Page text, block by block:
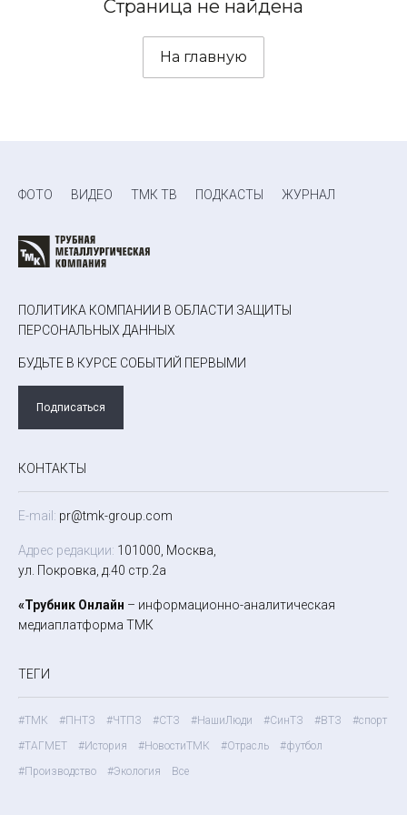
Страница не найдена
На главную
ФОТО ВИДЕО ТМК ТВ ПОДКАСТЫ ЖУРНАЛ
ПОЛИТИКА КОМПАНИИ В ОБЛАСТИ ЗАЩИТЫ
ПЕРСОНАЛЬНЫХ ДАННЫХ
БУДЬТЕ В КУРСЕ СОБЫТИЙ ПЕРВЫМИ
Подписаться
КОНТАКТЫ
E-mail: pr@tmk-group.com
Адрес редакции: 101000, Москва,
ул. Покровка, д.40 стр.2а
«Трубник Онлайн – информационно-аналитическая
медиаплатформа ТМК
ТЕГИ
#ТМК #ПНТЗ #ЧТПЗ #СТЗ #НашиЛюди #СинТЗ #ВТЗ
#спорт
#ТАГМЕТ
#История #НовостиТМК #Отрасль
#футбол
#Производство
#Экология Все